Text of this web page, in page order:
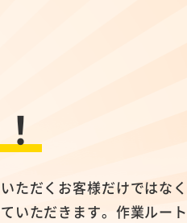
ただくお客様だけではな
いただきます。作業ルー